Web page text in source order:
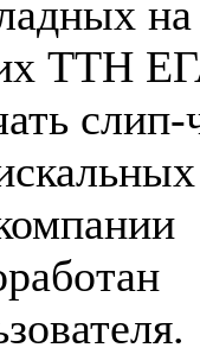
на
ТТН
слип-